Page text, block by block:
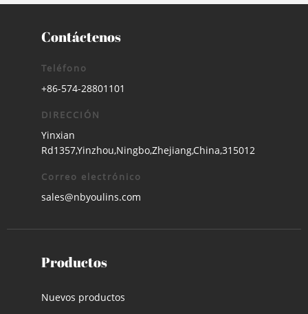
Contáctenos
Teléfono
+86-574-28801101
DIRECCIÓN
Yinxian
Rd1357,Yinzhou,Ningbo,Zhejiang,China,315012
Correo electrónico
sales@nbyoulins.com
Productos
Nuevos productos